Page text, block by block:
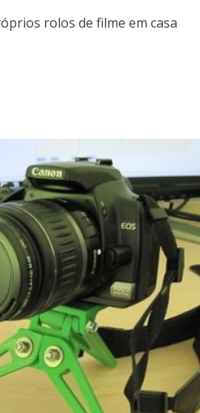
rolos de filme em casa